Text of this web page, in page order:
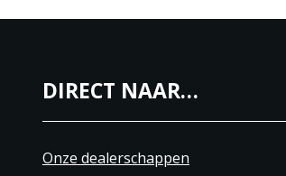
DIRECT NAAR…
Onze dealerschappen